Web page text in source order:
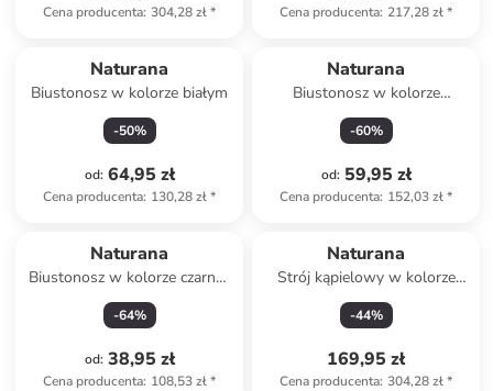
Cena producenta: 304,28 zł* Cena producenta: 217,28 zł*
Naturana
Biustonosz w kolorze białym
-50%
od: 64,95 zł
Cena producenta: 130,28 zł*
Naturana
Biustonosz w kolorze
niebieskim
-60%
od: 59,95 zł
Cena producenta: 152,03 zł*
Naturana
Biustonosz w kolorze czarno-
białym do karmienia
-64%
od: 38,95 zł
Cena producenta: 108,53 zł*
Naturana
Strój kąpielowy w kolorze
różowo-zielonym
-44%
169,95 zł
Cena producenta: 304,28 zł*